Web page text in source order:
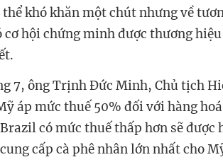
khó khăn một chút nhưng về
hội chứng minh được thương hiệu
7, ông Trịnh Đức Minh, Chủ tịch
áp mức thuế 50% đối với hàng
có mức thuế thấp hơn sẽ được
cấp cà phê nhân lớn nhất cho